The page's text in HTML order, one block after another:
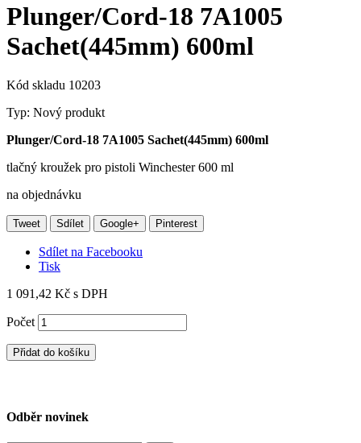
Plunger/Cord-18 7A1005
Sachet(445mm) 600ml
Kód skladu 10203
Typ: Nový produkt
Plunger/Cord-18 7A1005 Sachet(445mm) 600ml
tlačný kroužek pro pistoli Winchester 600 ml
na objednávku
Tweet Sdílet Google+ Pinterest
Sdílet na Facebooku
Tisk
1 091,42 Kč s DPH
Počet
Přidat do košíku
Odběr novinek